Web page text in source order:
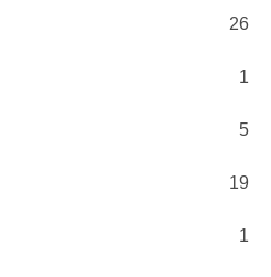
26
1
5
19
1